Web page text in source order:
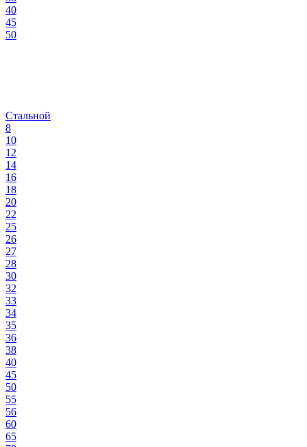
40
45
50
Стальной
8
10
12
14
16
18
20
22
25
26
27
28
30
32
33
34
35
36
38
40
45
50
55
56
60
65